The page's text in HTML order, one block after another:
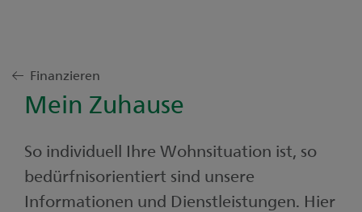
Finanzieren
Mein Zuhause
So individuell Ihre Wohnsituation ist, so
bedürfnisorientiert sind unsere
Informationen und Dienstleistungen. Hier